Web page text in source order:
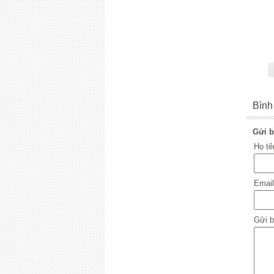
Gửi
Họ
Gửi